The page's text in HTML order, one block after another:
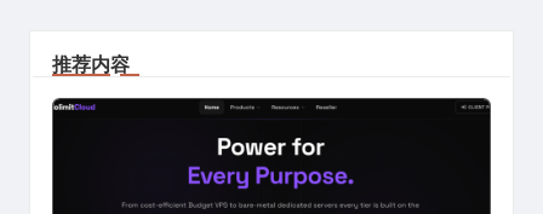
推荐内容